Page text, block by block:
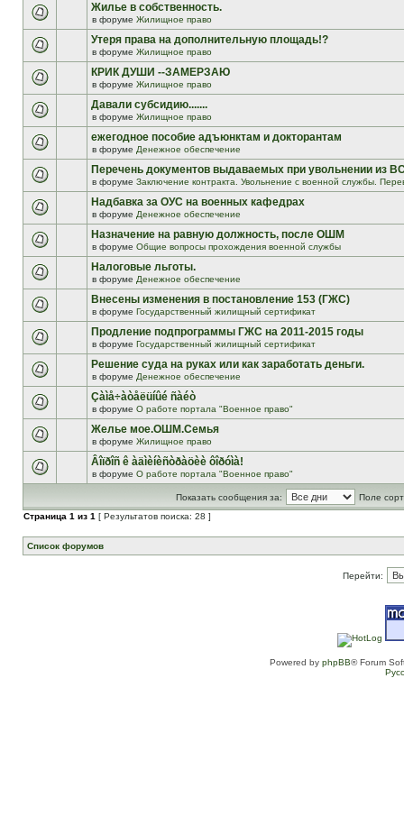
Жилье в собственность.
в форуме Жилищное право
Утеря права на дополнительную площадь!?
в форуме Жилищное право
КРИК ДУШИ --ЗАМЕРЗАЮ
в форуме Жилищное право
Давали субсидию.......
в форуме Жилищное право
ежегодное пособие адъюнктам и докторантам
в форуме Денежное обеспечение
Перечень документов выдаваемых при увольнении из
в форуме Заключение контракта. Увольнение с военной службы.
Надбавка за ОУС на военных кафедрах
в форуме Денежное обеспечение
Назначение на равную должность, после ОШМ
в форуме Общие вопросы прохождения военной службы
Налоговые льготы.
в форуме Денежное обеспечение
Внесены изменения в постановление 153 (ГЖС)
в форуме Государственный жилищный сертификат
Продление подпрограммы ГЖС на 2011-2015 годы
в форуме Государственный жилищный сертификат
Решение суда на руках или как заработать деньги.
в форуме Денежное обеспечение
Çàìå÷àòåëüíûé ñàéò
в форуме О работе портала "Военное право"
Желье мое.ОШМ.Семья
в форуме Жилищное право
Âîïðîñ ê àäìèíèñòðàöèè ôîðóìà!
в форуме О работе портала "Военное право"
Показать сообщения за:
Поле
Страница 1 из 1 [ Результатов поиска: 28 ]
Список форумов
Перейти:
Powered by phpBB® Forum